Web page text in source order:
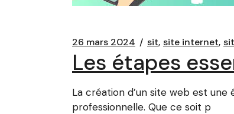
26 mars 2024 sit site internet
Les étapes
La création d’un site web est
professionnelle. Que ce soit p